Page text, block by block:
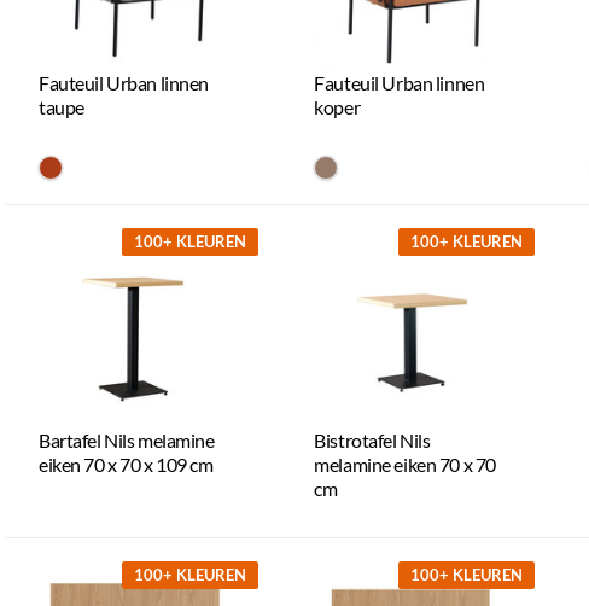
Fauteuil Urban linnen
taupe
#ac3c17
Fauteuil Urban linnen
koper
#967b6a
Bartafel Nils melamine
eiken 70 x 70 x 109 cm
100+ KLEUREN
Bistrotafel Nils
melamine eiken 70 x 70
cm
100+ KLEUREN
100+ KLEUREN 100+ KLEUREN